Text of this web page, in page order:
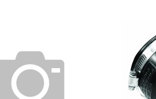
vergelijken